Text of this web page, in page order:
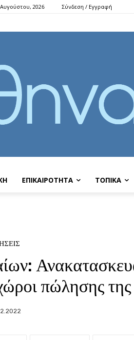
2026 Σύνδεση / Εγγραφή
ΕΠΙΚΑΙΡΟΤΗΤΑ ΤΟΠΙΚΑ
πώλησης